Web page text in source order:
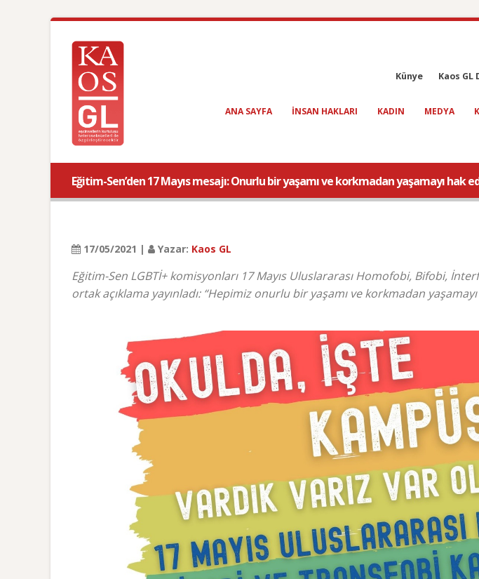
Künye Kaos GL
ANA SAYFA INSAN HAKLARI KADIN MEDYA
Eğitim-Sen’den 17 Mayıs mesajı: Onurlu bir yaşamı ve korkmadan yaşamayı hak
17/05/2021 | Yazar: Kaos GL
Eğitim-Sen LGBTİ+ komisyonları 17 Mayıs Uluslararası Homofobi, Bifobi,
ortak açıklama yayınladı: “Hepimiz onurlu bir yaşamı ve korkmadan